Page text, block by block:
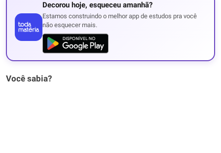
Decorou hoje, esqueceu amanhã?
Estamos construindo o melhor app de estudos pra você
não esquecer mais.
Você sabia?